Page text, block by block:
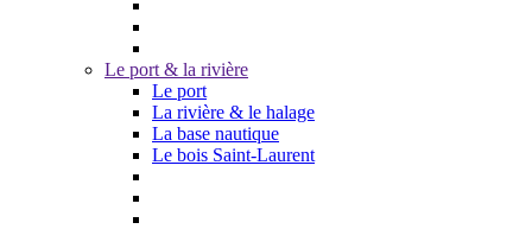
Le port & la rivière
Le port
La rivière & le halage
La base nautique
Le bois Saint-Laurent